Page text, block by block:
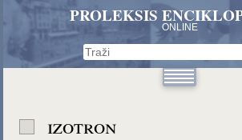
PROLEKSIS
ONLINE
izotron